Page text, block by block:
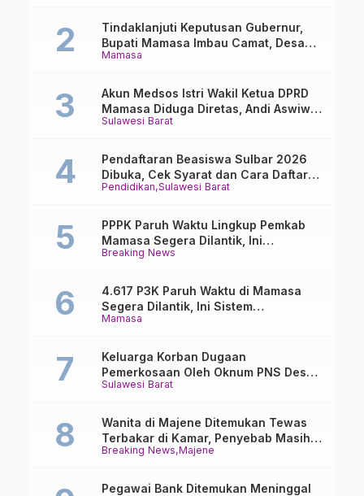
Mamasa
Tindaklanjuti Keputusan Gubernur,
Bupati Mamasa Imbau Camat, Desa
dan Lurah
Sulawesi Barat
Akun Medsos Istri Wakil Ketua DPRD
Mamasa Diduga Diretas, Andi Aswiwin
Buka Suara
Pendidikan Sulawesi Barat
Pendaftaran Beasiswa Sulbar 2026
Dibuka, Cek Syarat dan Cara Daftar
Online
Breaking News
PPPK Paruh Waktu Lingkup Pemkab
Mamasa Segera Dilantik, Ini
Jadwalnya!
Mamasa
4.617 P3K Paruh Waktu di Mamasa
Segera Dilantik, Ini Sistem
Penggajiannya!
Sulawesi Barat
Keluarga Korban Dugaan
Pemerkosaan Oleh Oknum PNS Desak
Transparansi Kejari Mamasa
Breaking News Majene
Wanita di Majene Ditemukan Tewas
Terbakar di Kamar, Penyebab Masih
Misterius
Pegawai Bank Ditemukan Meninggal